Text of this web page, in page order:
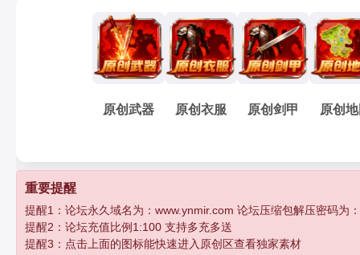
原创武器 原创衣服 原创剑甲 原创
重要提醒
提醒1：论坛永久域名为：www.ynmir.com 论坛压缩包解压密码为
提醒2：论坛充值比例1:100 支持多充多送
提醒3：点击上面的图标能快速进入原创区查看独家素材